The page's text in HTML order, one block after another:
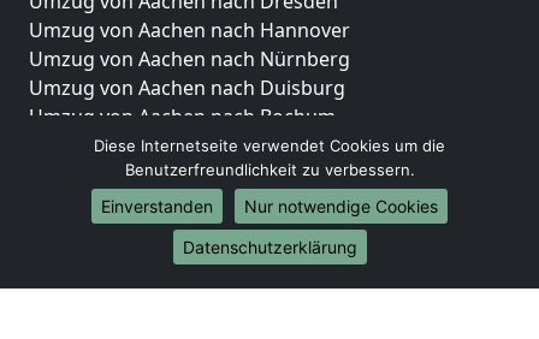
Umzug von Aachen nach Hannover
Umzug von Aachen nach Nürnberg
Umzug von Aachen nach Duisburg
Umzug von Aachen nach Bochum
Umzug von Aachen nach Wuppertal
Umzug von Aachen nach Bielefeld
Umzug von Aachen nach Bonn
Umzug von Aachen nach Münster
Diese Internetseite verwendet Cookies um die
Benutzerfreundlichkeit zu verbessern.
Einverstanden
Nur notwendige Cookies
Datenschutzerklärung